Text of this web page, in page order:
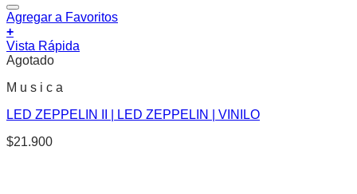
Agregar a Favoritos
+
Vista Rápida
Agotado
M u s i c a
LED ZEPPELIN II | LED ZEPPELIN | VINILO
$21.900